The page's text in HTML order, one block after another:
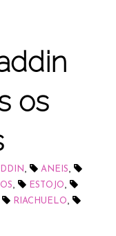
os
, ANEIS,
, ESTOJO,
RIACHUELO,